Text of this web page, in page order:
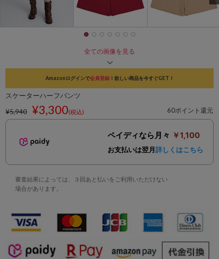
全ての画像を見る
Amazonログインで会員登録！欲しい商品を今すぐGET！
スケーターハーフパンツ
¥5,940
¥3,300(税込) 60ポイント還元
ペイディなら月々 ￥1,100
お支払いは翌月 詳しくはこちら
審査結果によっては、３回あと払いをご利用いただけない
場合があります。